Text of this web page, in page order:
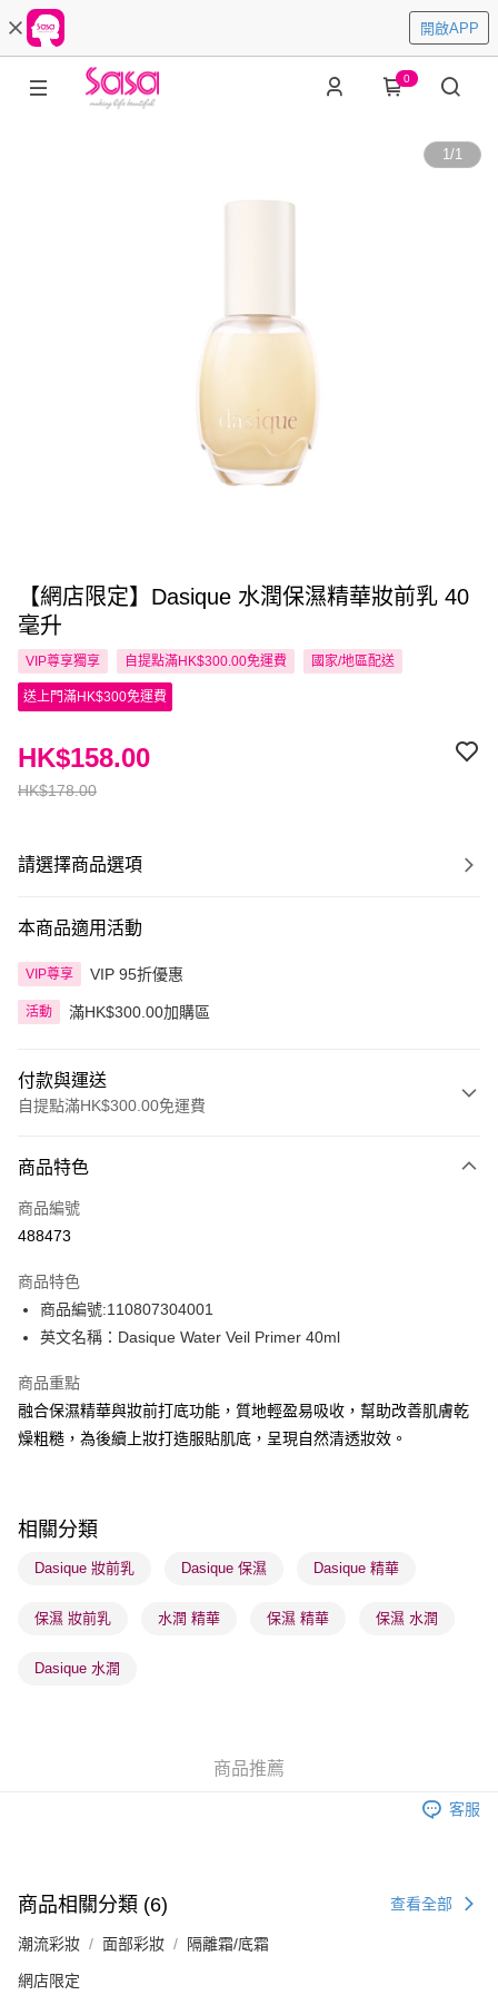
開啟APP
0
1/1
【網店限定】Dasique 水潤保濕精華妝前乳 40
毫升
VIP尊享獨享 自提點滿HK$300.00免運費 國家/地區配送
送上門滿HK$300免運費
HK$178.00
HK$158.00
請選擇商品選項
本商品適用活動
VIP尊享 VIP 95折優惠
活動 滿HK$300.00加購區
付款與運送
自提點滿HK$300.00免運費
信用卡
Apple Pay
PayMe
WeChat Pay
BoC Pay
送貨方式
每筆HK$65.00，滿HK$300.00或以上免運費
確認發貨後1-3 工作天送達，訂單將隨機分配至SF順豐速運或京東
每筆HK$65.00，滿HK$300.00或以上免運費
每筆HK$20.00，滿HK$100.00或以上免運費
(澳門門市) 只顯示可選門市。確認發貨後2-5個工作天到店，3天內
澳門地區配送 - 確認發貨後1-4個工作天送達 運費表
商品特色
商品編號
488473
商品特色
商品編號:110807304001
英文名稱：Dasique Water Veil Primer 40ml
商品重點
融合保濕精華與妝前打底功能，質地輕盈易吸收，幫助改善肌膚乾
燥粗糙，為後續上妝打造服貼肌底，呈現自然清透妝效。
相關分類
Dasique 妝前乳 Dasique 保濕 Dasique 精華
保濕 妝前乳 水潤 精華 保濕 精華 保濕 水潤
Dasique 水潤
商品推薦
客服
商品相關分類 (6) 查看全部
潮流彩妝 面部彩妝 隔離霜/底霜
網店限定